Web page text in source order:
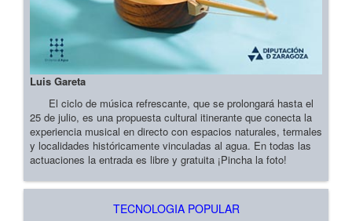
Luis Gareta
El ciclo de música refrescante, que se prolongará hasta el
25 de julio, es una propuesta cultural itinerante que conecta la
experiencia musical en directo con espacios naturales, termales
y localidades históricamente vinculadas al agua. En todas las
actuaciones la entrada es libre y gratuita ¡Pincha la foto!
TECNOLOGIA POPULAR